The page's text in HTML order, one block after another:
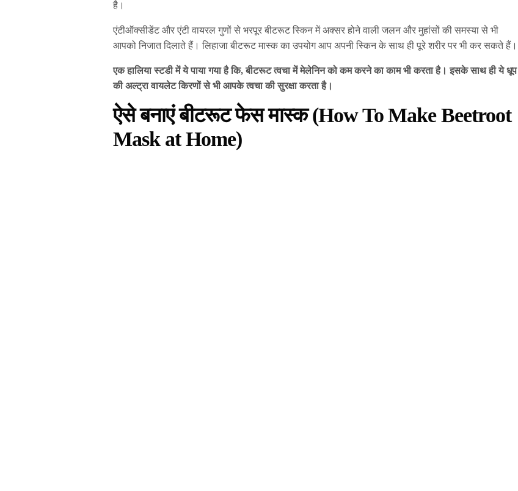
है।
एंटीऑक्सीडेंट और एंटी वायरल गुणों से भरपूर बीटरूट स्किन में अक्सर होने वाली जलन और मुहांसों की समस्या से भी
आपको निजात दिलाते हैं। लिहाजा बीटरूट मास्क का उपयोग आप अपनी स्किन के साथ ही पूरे शरीर पर भी कर सकते हैं।
एक हालिया स्टडी में ये पाया गया है कि, बीटरूट त्वचा में मेलेनिन को कम करने का काम भी करता है। इसके साथ ही ये धूप
की अल्ट्रा वायलेट किरणों से भी आपके त्वचा की सुरक्षा करता है।
ऐसे बनाएं बीटरूट फेस मास्क(How To Make Beetroot
Mask at Home)